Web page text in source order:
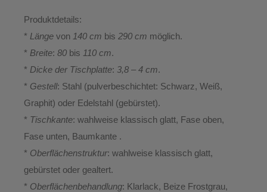
Produktdetails:
* Länge von 140 cm bis 290 cm möglich.
* Breite: 80 bis 110 cm.
* Dicke der Tischplatte: 3,8 – 4 cm.
* Gestell: Stahl (pulverbeschichtet: Schwarz, Weiß,
Graphit) oder Edelstahl (gebürstet).
* Tischkante: wahlweise klassisch glatt, Fase oben,
Fase unten, Baumkante .
* Oberflächenstruktur: wahlweise klassisch glatt,
gebürstet oder gealtert.
* Oberflächenbehandlung: Klarlack, Beize Frostgrau,